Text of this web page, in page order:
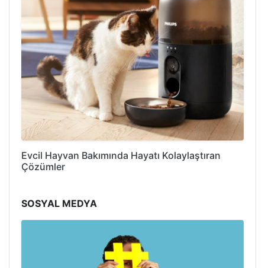
Evcil Hayvan Bakımında Hayatı Kolaylaştıran
Çözümler
SOSYAL MEDYA